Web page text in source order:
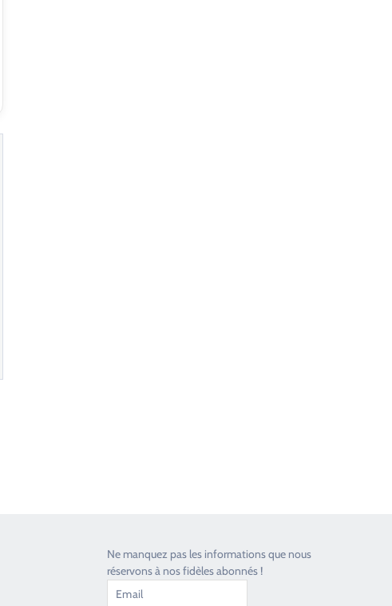
Ne manquez pas les informations que nous
réservons à nos fidèles abonnés !